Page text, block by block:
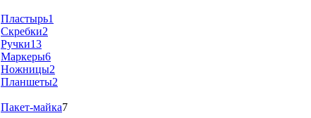
Пластырь1
Скребки2
Ручки13
Маркеры6
Ножницы2
Планшеты2
Пакет-майка7